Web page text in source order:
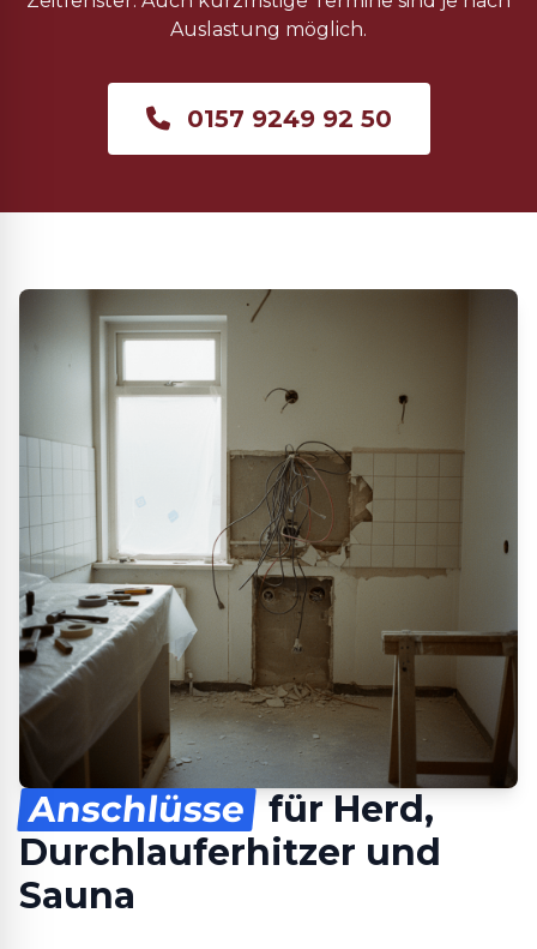
Auslastung möglich.
0157 9249 92 50
Anschlüsse für Herd,
Durchlauferhitzer und
Sauna